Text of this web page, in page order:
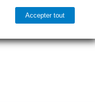
Accepter tout